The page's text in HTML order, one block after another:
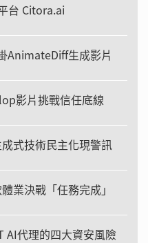
台 Citora.ai
生成影片
影片挑戰信任底線
式技術民主化現警訊
業決戰「任務完成」
AI代理的四大資安風險